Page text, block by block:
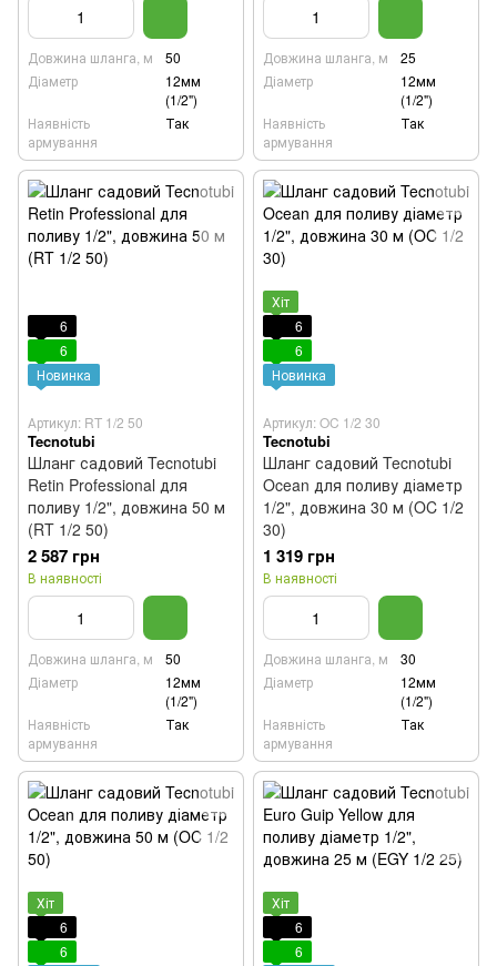
Довжина шланга, м
50
Діаметр
12мм
(1/2")
Наявність
армування
Так
Довжина шланга, м
25
Діаметр
12мм
(1/2")
Наявність
армування
Так
6
6
Новинка
Артикул: RT 1/2 50
Tecnotubi
Шланг садовий Tecnotubi
Retin Professional для
поливу 1/2", довжина 50 м
(RT 1/2 50)
2 587 грн
В наявності
Довжина шланга, м
50
Діаметр
12мм
(1/2")
Наявність
армування
Так
Хіт
6
6
Новинка
Артикул: OC 1/2 30
Tecnotubi
Шланг садовий Tecnotubi
Ocean для поливу діаметр
1/2", довжина 30 м (OC 1/2
30)
1 319 грн
В наявності
Довжина шланга, м
30
Діаметр
12мм
(1/2")
Наявність
армування
Так
Хіт
6
6
Хіт
6
6